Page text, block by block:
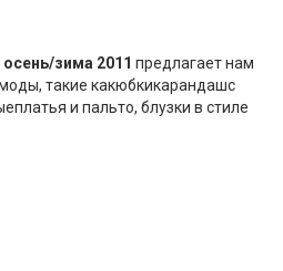
зима 2011 предлагает нам
такие какюбкикарандашс
и пальто, блузки в стиле